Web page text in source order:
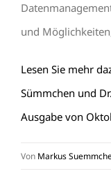
und
Lesen Sie mehr
Sümmchen und
Ausgabe von
Von Markus